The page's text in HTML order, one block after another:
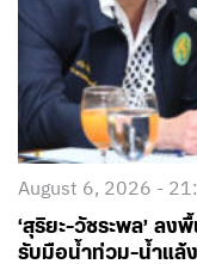
August 6, 2026 -
‘สุริยะ-วัชระพล’ ล
รับมือน้ำท่วม-น้ำแล้